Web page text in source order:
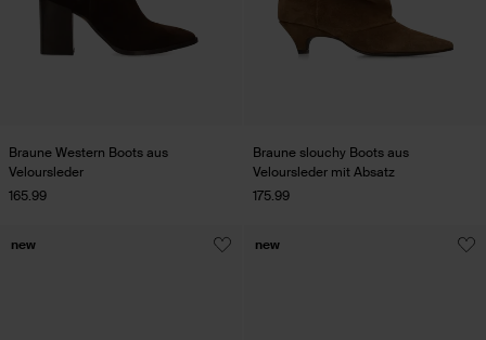
Braune Western Boots aus
Veloursleder
165.99
Braune slouchy Boots aus
Veloursleder mit Absatz
175.99
new new